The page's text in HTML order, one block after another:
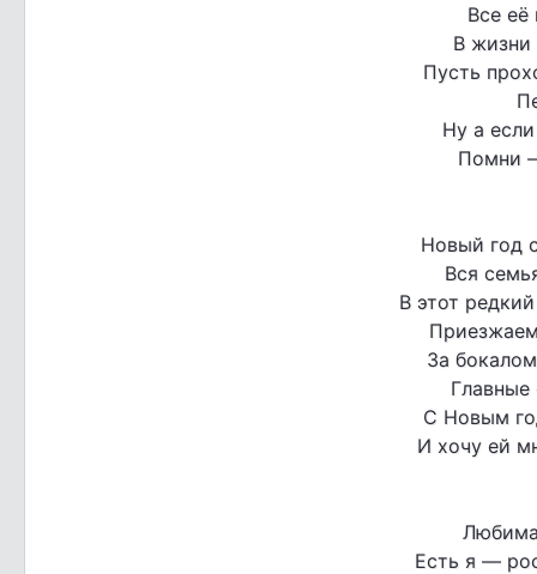
Все её
В жизни
Пусть
Ну а если
Помни
Новый год
Вся
В этот
За
Главные
С Новым
И хочу ей
Есть я —